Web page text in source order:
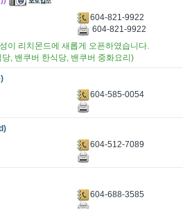
604-821-9922
604-821-9922
이 리치몬드에 새롭게 오픈하였습니다.
, 밴쿠버 한식당, 밴쿠버 중화요리)
604-585-0054
604-512-7089
604-688-3585